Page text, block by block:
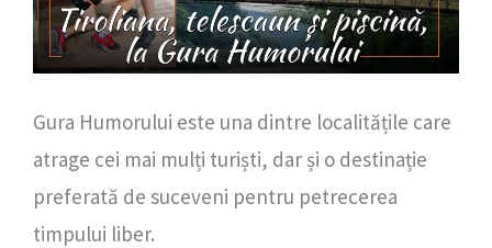
Gura Humorului este una dintre localitățile care
atrage cei mai mulți turiști, dar și o destinație
preferată de suceveni pentru petrecerea
timpului liber.